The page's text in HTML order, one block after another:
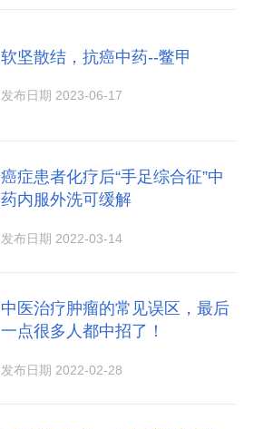
软坚散结，抗癌中药--鳖甲
发布日期 2023-06-17
癌症患者化疗后“手足综合征”中
药内服外洗可缓解
发布日期 2022-03-14
中医治疗肿瘤的常见误区，最后
一点很多人都中招了！
发布日期 2022-02-28